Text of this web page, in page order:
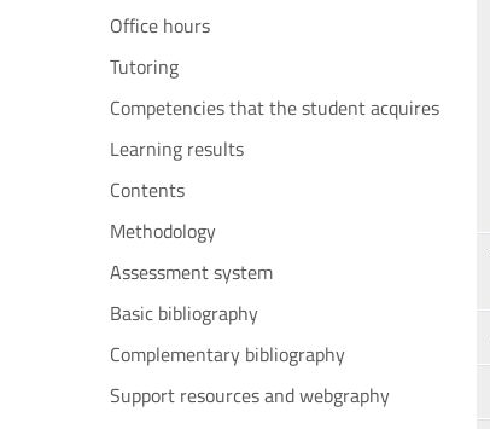
Office hours
Tutoring
Competencies that the student acquires
Learning results
Contents
Methodology
Assessment system
Basic bibliography
Complementary bibliography
Support resources and webgraphy